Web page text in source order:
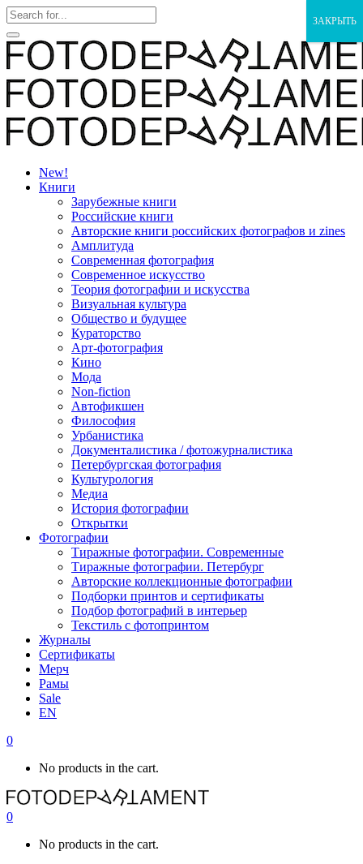
New!
Книги
Зарубежные книги
Российские книги
Авторские книги российских фотографов и zines
Амплитуда
Современная фотография
Современное искусство
Теория фотографии и искусства
Визуальная культура
Общество и будущее
Кураторство
Арт-фотография
Кино
Мода
Non-fiction
Автофикшен
Философия
Урбанистика
Документалистика / фотожурналистика
Петербургская фотография
Культурология
Медиа
История фотографии
Открытки
Фотографии
Тиражные фотографии. Современные
Тиражные фотографии. Петербург
Авторские коллекционные фотографии
Подборки принтов и сертификаты
Подбор фотографий в интерьер
Текстиль с фотопринтом
Журналы
Сертификаты
Мерч
Рамы
Sale
EN
0
No products in the cart.
0
No products in the cart.
ЗАКРЫТЬ